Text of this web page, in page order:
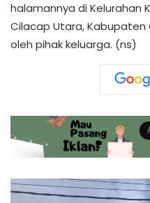
halamannya di Kelurahan
Cilacap Utara, Kabupaten
oleh pihak keluarga. (ns)